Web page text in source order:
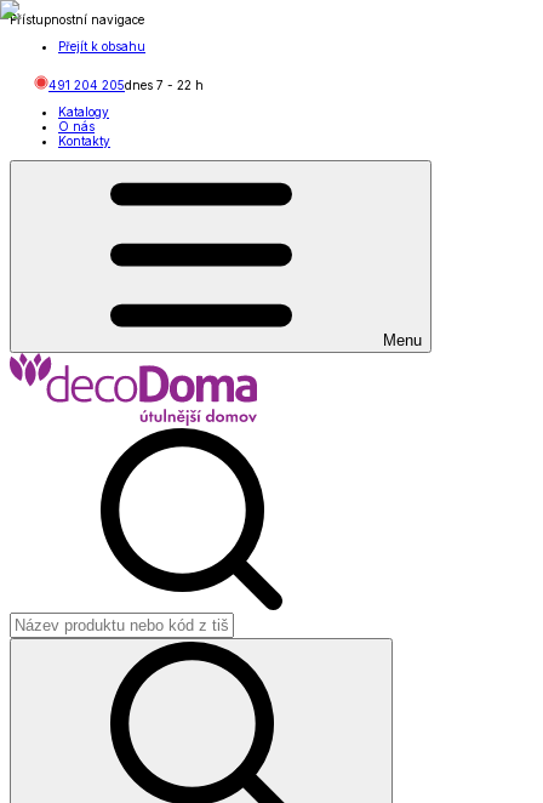
Přístupnostní navigace
Přejít k obsahu
491 204 205dnes 7 - 22 h
Katalogy
O nás
Kontakty
Menu